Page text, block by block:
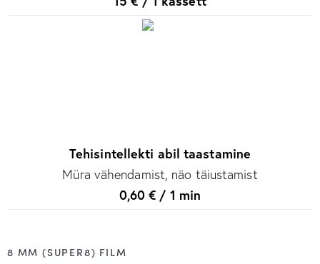
Tehisintellekti abil taastamine
Müra vähendamist, näo täiustamist
0,60 € / 1 min
8 MM (SUPER8) FILM